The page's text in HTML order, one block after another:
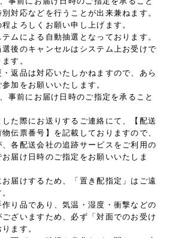
対応などを行うことが出来兼ねます。
よろしくお願い申し上げます。
ムによる自動抽選となっております。
後のキャンセルはシステム上お受けで
す。
返品は対応いたしかねますので、あら
加をお願いいたします。
事前にお届け日時のご指定を承ること
た際にお送りするご連絡にて、【配送
伝票番号】を記載しておりますので、
各配送会社の追跡サービスをご利用の
届け日時のご指定をお願いいたしま
お届けするため、「置き配指定」はご遠
り品であり、気温・湿度・衝撃などの
ざいますため、必ず「対面でのお受け
ます。